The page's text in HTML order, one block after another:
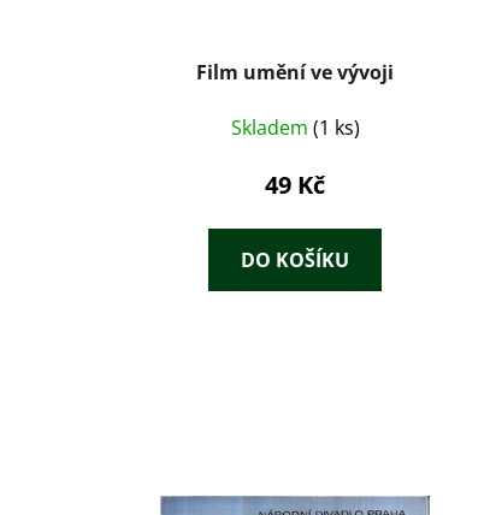
Film umění ve vývoji
Skladem (1 ks)
49 Kč
DO KOŠÍKU